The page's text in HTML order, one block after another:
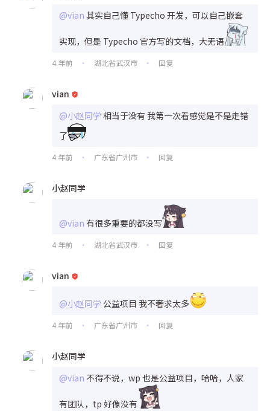
@vian 其实自己懂 Typecho 开发，可以自己嵌套
实现，但是 Typecho 官方写的文档，大无语
4 年前 • 湖北省武汉市 • 回复
vian
@小赵同学 相当于没有 我第一次看感觉是不是走错
了
4 年前 • 广东省广州市 • 回复
小赵同学
@vian 有很多重要的都没写
4 年前 • 湖北省武汉市 • 回复
vian
@小赵同学 公益项目 我不奢求太多
4 年前 • 广东省广州市 • 回复
小赵同学
@vian 不得不说，wp 也是公益项目，哈哈，人家
有团队，tp 好像没有